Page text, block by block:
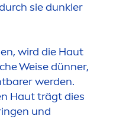
sie dunkler
wird die Haut
Weise dünner,
werden.
Haut trägt dies
und